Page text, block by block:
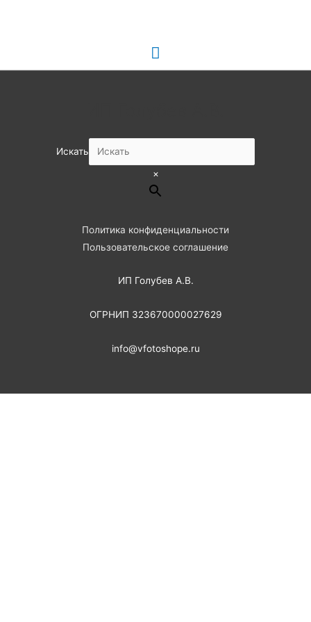
Главное
Искать
×
Политика конфиденциальности
Пользовательское соглашение
ИП Голубев А.В.
ОГРНИП 323670000027629
info@vfotoshope.ru